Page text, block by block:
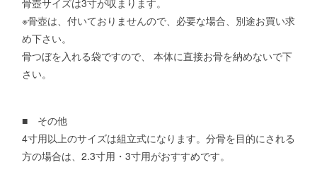
骨壺サイズは3寸が収まります。
※骨壺は、付いておりませんので、必要な場合、別途お買い求
め下さい。
骨つぼを入れる袋ですので、 本体に直接お骨を納めないで下
さい。
■ その他
4寸用以上のサイズは組立式になります。分骨を目的にされる
方の場合は、2.3寸用・3寸用がおすすめです。